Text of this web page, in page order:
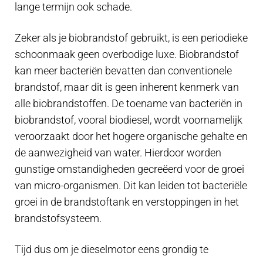
lange termijn ook schade.
Zeker als je biobrandstof gebruikt, is een periodieke
schoonmaak geen overbodige luxe. Biobrandstof
kan meer bacteriën bevatten dan conventionele
brandstof, maar dit is geen inherent kenmerk van
alle biobrandstoffen. De toename van bacteriën in
biobrandstof, vooral biodiesel, wordt voornamelijk
veroorzaakt door het hogere organische gehalte en
de aanwezigheid van water. Hierdoor worden
gunstige omstandigheden gecreëerd voor de groei
van micro-organismen. Dit kan leiden tot bacteriële
groei in de brandstoftank en verstoppingen in het
brandstofsysteem.
Tijd dus om je dieselmotor eens grondig te